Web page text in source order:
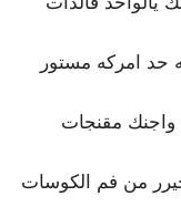
حد امركه مستور
واجنك مقنجات
من فم الكوسات